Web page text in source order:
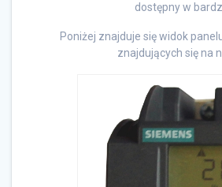
dostępny w
Poniżej znajduje się widok
znajdujących się na